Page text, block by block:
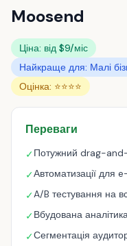
Moosend
Ціна: від $9/міс
Найкраще для: Малі
Оцінка: ⭐⭐⭐⭐
Переваги
✓Потужний drag-
✓Автоматизації для
✓A/B тестування на
✓Вбудована
✓Сегментація